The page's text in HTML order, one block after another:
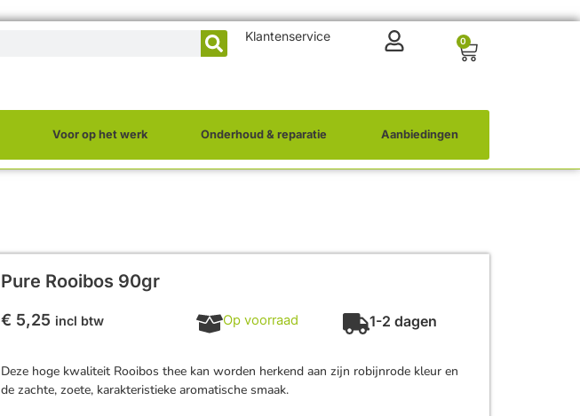
Klantenservice 0
Voor op het werk Onderhoud & reparatie Aanbiedingen
Pure Rooibos 90gr
€ 5,25 incl btw Op voorraad 1-2 dagen
Deze hoge kwaliteit Rooibos thee kan worden herkend aan zijn robijnrode kleur en
de zachte, zoete, karakteristieke aromatische smaak.